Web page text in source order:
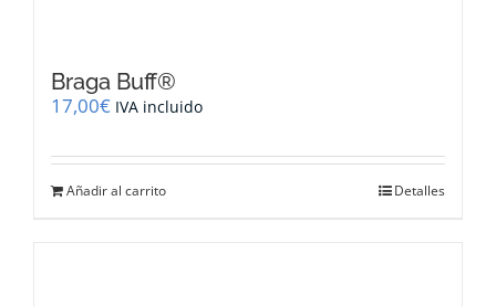
Braga Buff®
17,00€ IVA incluido
Añadir al carrito Detalles